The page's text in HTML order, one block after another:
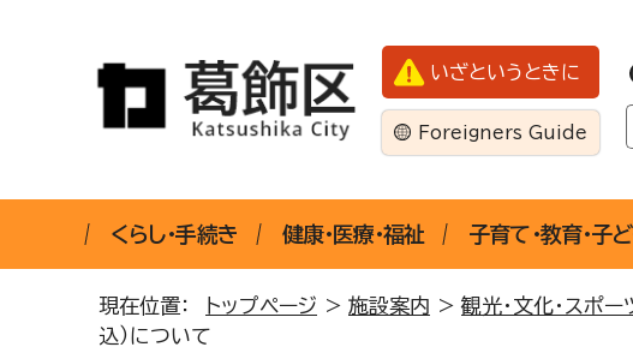
いざというときに
Foreigners Guide
くらし・手続き 健康・医療・福祉 子育て・教育・子
現在位置： トップページ > 施設案内 >観光・文化・スポー
込）について